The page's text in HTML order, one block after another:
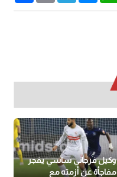
وكيل فرجاني ساسي يفجر
مفاجأة عن أزمته مع